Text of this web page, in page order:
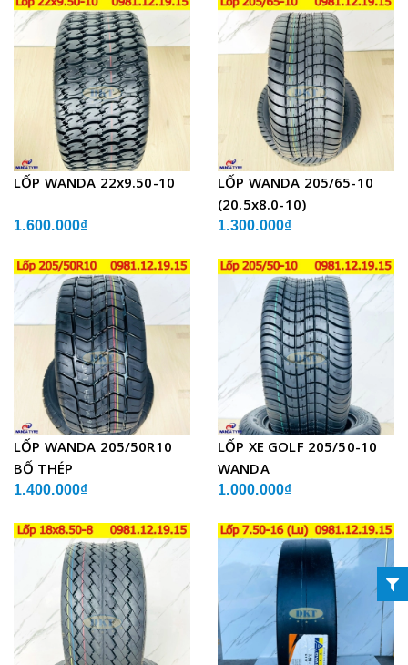
LỐP WANDA 22x9.50-10
1.600.000₫
LỐP WANDA 205/65-10
(20.5x8.0-10)
1.300.000₫
LỐP WANDA 205/50R10
BỐ THÉP
1.400.000₫
LỐP XE GOLF 205/50-10
WANDA
1.000.000₫